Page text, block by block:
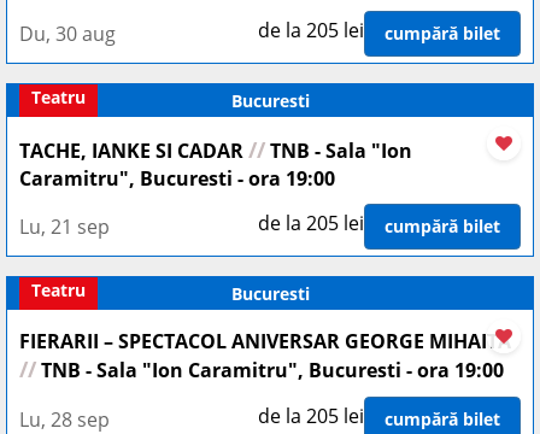
Du, 30 aug
de la 205 lei cumpără bilet
Bucuresti
Teatru
TACHE, IANKE SI CADAR//TNB - Sala "Ion
Caramitru", Bucuresti - ora 19:00
Lu, 21 sep
de la 205 lei cumpără bilet
Bucuresti
Teatru
FIERARII – SPECTACOL ANIVERSAR GEORGE MIHAITA
//TNB - Sala "Ion Caramitru", Bucuresti - ora 19:00
Lu, 28 sep
de la 205 lei cumpără bilet